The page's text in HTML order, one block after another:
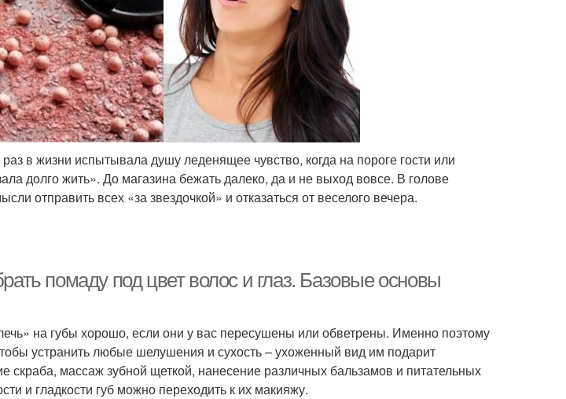
в жизни испытывала душу леденящее чувство, когда на пороге гости или
долго жить». До магазина бежать далеко, да и не выход вовсе. В голове
отправить всех «за звездочкой» и отказаться от веселого вечера.
помаду под цвет волос и глаз. Базовые основы
на губы хорошо, если они у вас пересушены или обветрены. Именно поэтому
устранить любые шелушения и сухость – ухоженный вид им подарит
скраба, массаж зубной щеткой, нанесение различных бальзамов и питательных
и гладкости губ можно переходить к их макияжу.